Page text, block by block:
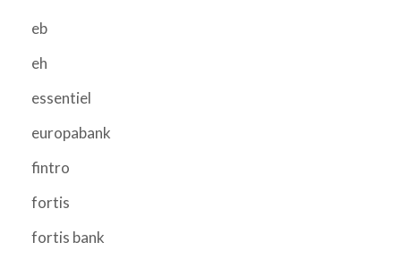
eb
eh
essentiel
europabank
fintro
fortis
fortis bank